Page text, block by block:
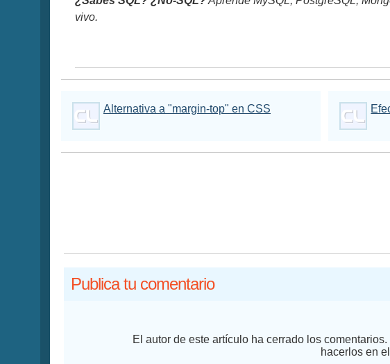
vivo.
Alternativa a "margin-top" en CSS
Publica tu comentario
El autor de este artículo ha cerrado los
hacerlos en